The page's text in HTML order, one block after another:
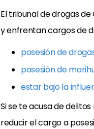
El tribunal de drogas
y enfrentan cargos de
posesión de
posesión de
estar bajo la
Si se te acusa de
reducir el cargo a